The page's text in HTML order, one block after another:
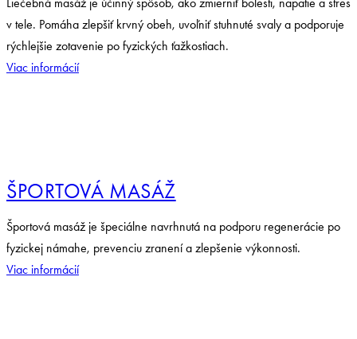
Liečebná masáž je účinný spôsob, ako zmierniť bolesti, napätie a stres
v tele. Pomáha zlepšiť krvný obeh, uvoľniť stuhnuté svaly a podporuje
rýchlejšie zotavenie po fyzických ťažkostiach.
Viac informácií
ŠPORTOVÁ MASÁŽ
Športová masáž je špeciálne navrhnutá na podporu regenerácie po
fyzickej námahe, prevenciu zranení a zlepšenie výkonnosti.
Viac informácií